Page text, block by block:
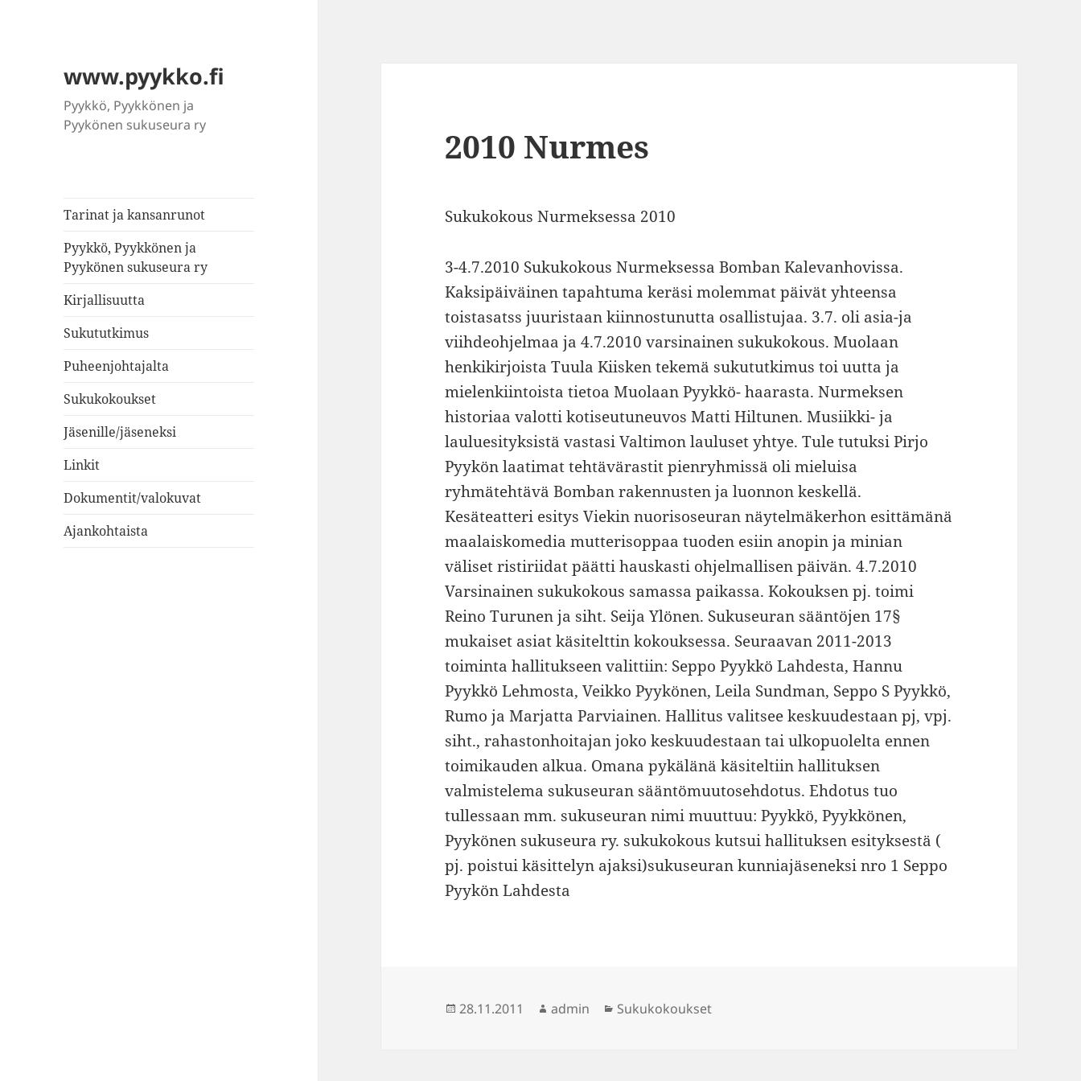
www.pyykko.fi
Pyykkö, Pyykkönen ja
Pyykönen sukuseura ry
Tarinat ja kansanrunot
Pyykkö, Pyykkönen ja
Pyykönen sukuseura ry
Kirjallisuutta
Sukututkimus
Puheenjohtajalta
Sukukokoukset
Jäsenille/jäseneksi
Linkit
Dokumentit/valokuvat
Ajankohtaista
2010 Nurmes
Sukukokous Nurmeksessa 2010
3-4.7.2010 Sukukokous Nurmeksessa Bomban Kalevanhovissa.
Kaksipäiväinen tapahtuma keräsi molemmat päivät yhteensa
toistasatss juuristaan kiinnostunutta osallistujaa. 3.7. oli asia-ja
viihdeohjelmaa ja 4.7.2010 varsinainen sukukokous. Muolaan
henkikirjoista Tuula Kiisken tekemä sukututkimus toi uutta ja
mielenkiintoista tietoa Muolaan Pyykkö- haarasta. Nurmeksen
historiaa valotti kotiseutuneuvos Matti Hiltunen. Musiikki- ja
lauluesityksistä vastasi Valtimon lauluset yhtye. Tule tutuksi Pirjo
Pyykön laatimat tehtävärastit pienryhmissä oli mieluisa
ryhmätehtävä Bomban rakennusten ja luonnon keskellä.
Kesäteatteri esitys Viekin nuorisoseuran näytelmäkerhon esittämänä
maalaiskomedia mutterisoppaa tuoden esiin anopin ja minian
väliset ristiriidat päätti hauskasti ohjelmallisen päivän. 4.7.2010
Varsinainen sukukokous samassa paikassa. Kokouksen pj. toimi
Reino Turunen ja siht. Seija Ylönen. Sukuseuran sääntöjen 17§
mukaiset asiat käsitelttin kokouksessa. Seuraavan 2011-2013
toiminta hallitukseen valittiin: Seppo Pyykkö Lahdesta, Hannu
Pyykkö Lehmosta, Veikko Pyykönen, Leila Sundman, Seppo S Pyykkö,
Rumo ja Marjatta Parviainen. Hallitus valitsee keskuudestaan pj, vpj.
siht., rahastonhoitajan joko keskuudestaan tai ulkopuolelta ennen
toimikauden alkua. Omana pykälänä käsiteltiin hallituksen
valmistelema sukuseuran sääntömuutosehdotus. Ehdotus tuo
tullessaan mm. sukuseuran nimi muuttuu: Pyykkö, Pyykkönen,
Pyykönen sukuseura ry. sukukokous kutsui hallituksen esityksestä (
pj. poistui käsittelyn ajaksi)sukuseuran kunniajäseneksi nro 1 Seppo
Pyykön Lahdesta
Julkaistu
28.11.2011 Kirjoittaja
admin Kategoriat
Sukukokoukset